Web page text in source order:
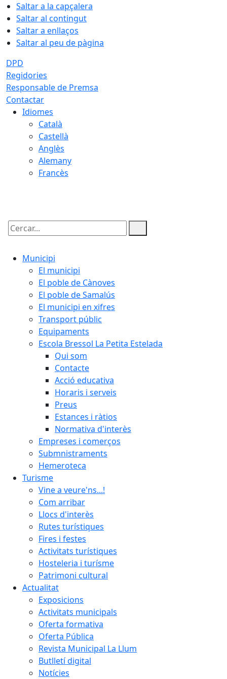
Saltar a la capçalera
Saltar al contingut
Saltar a enllaços
Saltar al peu de pàgina
DPD
Regidories
Responsable de Premsa
Contactar
Idiomes
Català
Castellà
Anglès
Alemany
Francès
Cercar:
Municipi
El municipi
El poble de Cànoves
El poble de Samalús
El municipi en xifres
Transport públic
Equipaments
Escola Bressol La Petita Estelada
Qui som
Contacte
Acció educativa
Horaris i serveis
Preus
Estances i ràtios
Normativa d'interès
Empreses i comerços
Submnistraments
Hemeroteca
Turisme
Vine a veure'ns...!
Com arribar
Llocs d'interès
Rutes turístiques
Fires i festes
Activitats turístiques
Hosteleria i turísme
Patrimoni cultural
Actualitat
Exposicions
Activitats municipals
Oferta formativa
Oferta Pública
Revista Municipal La Llum
Butlletí digital
Notícies